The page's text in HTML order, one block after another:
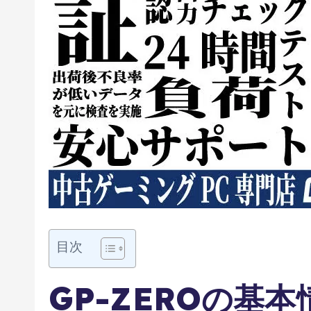
目次
GP-ZEROの基本